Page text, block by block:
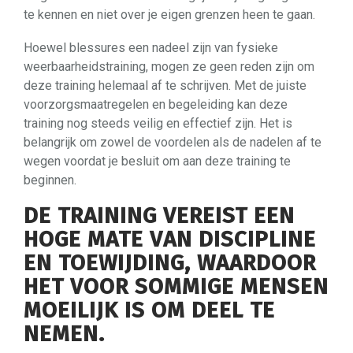
te kennen en niet over je eigen grenzen heen te gaan.
Hoewel blessures een nadeel zijn van fysieke
weerbaarheidstraining, mogen ze geen reden zijn om
deze training helemaal af te schrijven. Met de juiste
voorzorgsmaatregelen en begeleiding kan deze
training nog steeds veilig en effectief zijn. Het is
belangrijk om zowel de voordelen als de nadelen af te
wegen voordat je besluit om aan deze training te
beginnen.
DE TRAINING VEREIST EEN
HOGE MATE VAN DISCIPLINE
EN TOEWIJDING, WAARDOOR
HET VOOR SOMMIGE MENSEN
MOEILIJK IS OM DEEL TE
NEMEN.